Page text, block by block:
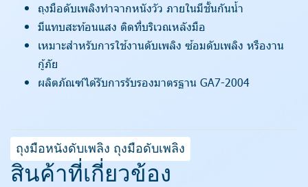
ถุงมือดับเพลิงทำจากหนังวัว ภายในมีชั้นกันน้ำ
มีแทบสะท้อนแสง ติดที่บริเวณหลังมือ
เหมาะสำหรับการใช้งานดับเพลิง ซ้อมดับเพลิง หรืองาน
กู้ภัย
ผลิตภัณฑ์ได้รับการรับรองมาตรฐาน GA7-2004
ถุงมือหนังดับเพลิง ถุงมือดับเพลิง
สินค้าที่เกี่ยวข้อง